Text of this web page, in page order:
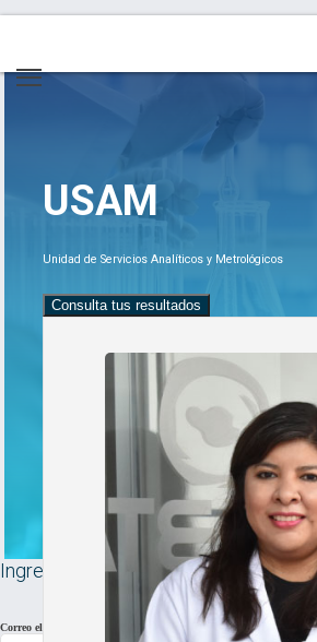
USAM
Unidad de Servicios Analíticos y Metrológicos
Consulta tus resultados
Ingresa tu usuario y contraseña para
Correo electrónico